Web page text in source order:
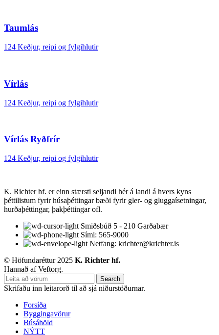
Taumlás
124 Keðjur, reipi og fylgihlutir
Vírlás
124 Keðjur, reipi og fylgihlutir
Vírlás Ryðfrír
124 Keðjur, reipi og fylgihlutir
K. Richter hf. er einn stærsti seljandi hér á landi á hvers kyns
þéttilistum fyrir húsaþéttingar bæði fyrir gler- og gluggaísetningar,
hurðaþéttingar, þakþéttingar ofl.
Smiðsbúð 5 - 210 Garðabær
Sími: 565-9000
Netfang: krichter@krichter.is
© Höfundaréttur 2025 K. Richter hf.
Hannað af Veftorg.
Search
Skrifaðu inn leitarorð til að sjá niðurstöðurnar.
Forsíða
Byggingavörur
Búsáhöld
NÝTT